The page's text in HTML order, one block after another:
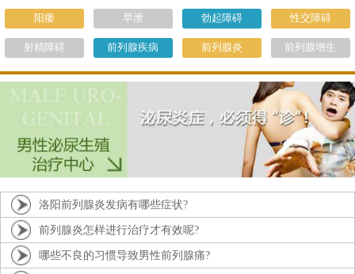
阳痿 早泄 勃起障碍 性交障碍
射精障碍 前列腺疾病 前列腺炎 前列腺增生
洛阳前列腺炎发病有哪些症状?
前列腺炎怎样进行治疗才有效呢?
哪些不良的习惯导致男性前列腺痛?